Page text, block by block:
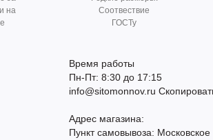
на
Соотвествие
ГОСТу
Время работы
Пн-Пт: 8:30 до 17:15
info@sitomonnov.ru
Адрес магазина:
Пункт самовывоза: